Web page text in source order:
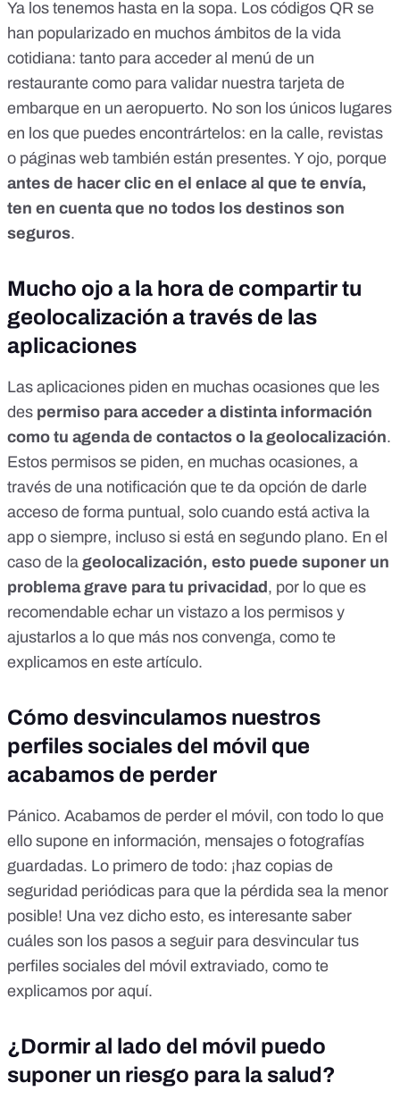
Ya los tenemos hasta en la sopa. Los códigos QR se
han popularizado en muchos ámbitos de la vida
cotidiana: tanto para acceder al menú de un
restaurante como para validar nuestra tarjeta de
embarque en un aeropuerto. No son los únicos lugares
en los que puedes encontrártelos: en la calle, revistas
o páginas web también están presentes. Y ojo, porque
antes de hacer clic en el enlace al que te envía,
ten en cuenta que no todos los destinos son
seguros.
Mucho ojo a la hora de compartir tu
geolocalización a través de las
aplicaciones
Las aplicaciones piden en muchas ocasiones que les
des permiso para acceder a distinta información
como tu agenda de contactos o la geolocalización.
Estos permisos se piden, en muchas ocasiones, a
través de una notificación que te da opción de darle
acceso de forma puntual, solo cuando está activa la
app o siempre, incluso si está en segundo plano. En el
caso de la geolocalización, esto puede suponer un
problema grave para tu privacidad, por lo que es
recomendable echar un vistazo a los permisos y
ajustarlos a lo que más nos convenga, como te
explicamos en este artículo.
Cómo desvinculamos nuestros
perfiles sociales del móvil que
acabamos de perder
Pánico. Acabamos de perder el móvil, con todo lo que
ello supone en información, mensajes o fotografías
guardadas. Lo primero de todo: ¡haz copias de
seguridad periódicas para que la pérdida sea la menor
posible! Una vez dicho esto, es interesante saber
cuáles son los pasos a seguir para desvincular tus
perfiles sociales del móvil extraviado, como te
explicamos por aquí.
¿Dormir al lado del móvil puedo
suponer un riesgo para la salud?